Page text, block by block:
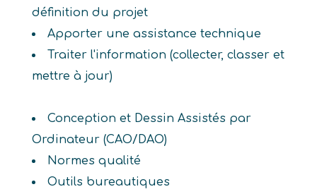
définition du projet
Apporter une assistance technique
Traiter l'information (collecter, classer et
mettre à jour)
Conception et Dessin Assistés par
Ordinateur (CAO/DAO)
Normes qualité
Outils bureautiques